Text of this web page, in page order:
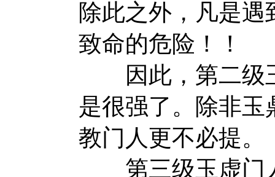
除此之外，凡是
致命的危险！！
因此，第二级
是很强了。除非
教门人更不必提
第三级玉虚门